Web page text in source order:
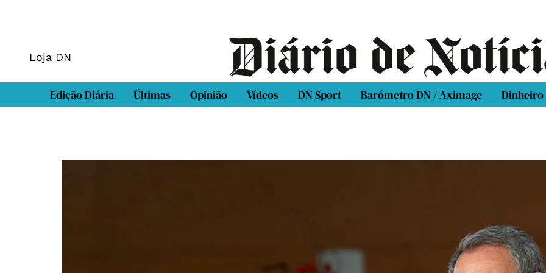
Loja DN
Edição Diária Últimas Opinião Vídeos DN Sport Barómetro DN / Aximage Dinheiro